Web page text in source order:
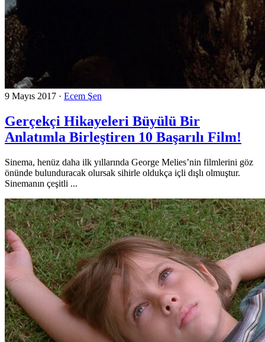
9 Mayıs 2017 · Ecem Şen
Gerçekçi Hikayeleri Büyülü Bir
Anlatımla Birleştiren 10 Başarılı Film!
Sinema, henüz daha ilk yıllarında George Melies’nin filmlerini göz
önünde bulunduracak olursak sihirle oldukça içli dışlı olmuştur.
Sinemanın çeşitli ...